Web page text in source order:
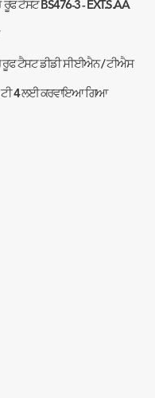
ਰੂਫ ਟੈਸਟ BS476-3 - EXT.S.AA
ਟੈਸਟ ਡੀਡੀ ਸੀਈਐਨ / ਟੀਐਸ
ਟੀ 4 ਲਈ ਕਰਵਾਇਆ ਗਿਆ